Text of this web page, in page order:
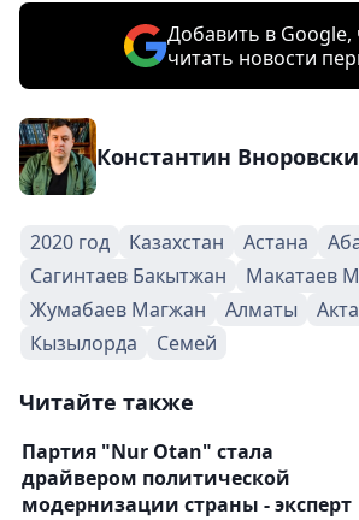
Добавить в
читать новости
Константин
2020 год Казахстан Астана
Сагинтаев Бакытжан
Макатаев
Жумабаев Магжан
Алматы
Кызылорда
Семей
Читайте также
Партия "Nur Otan" стала
драйвером политической
модернизации страны - эксперт